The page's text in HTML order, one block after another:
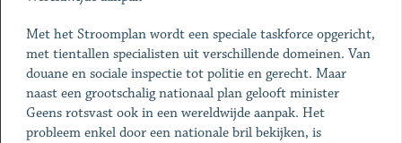
Met het Stroomplan wordt een speciale taskforce opgericht,
met tientallen specialisten uit verschillende domeinen. Van
douane en sociale inspectie tot politie en gerecht. Maar
naast een grootschalig nationaal plan gelooft minister
Geens rotsvast ook in een wereldwijde aanpak. Het
probleem enkel door een nationale bril bekijken, is